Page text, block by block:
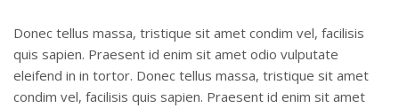
Donec tellus massa, tristique sit amet condim vel, facilisis
quis sapien. Praesent id enim sit amet odio vulputate
eleifend in in tortor. Donec tellus massa, tristique sit amet
condim vel, facilisis quis sapien. Praesent id enim sit amet